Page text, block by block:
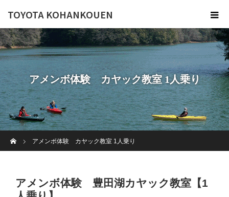
TOYOTA KOHANKOUEN
アメンボ体験 カヤック教室 1人乗り
アメンボ体験 カヤック教室 1人乗り
アメンボ体験 豊田湖カヤック教室【1